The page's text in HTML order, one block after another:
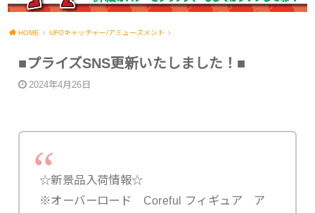
HOME UFOキャッチャー/アミューズメント
■プライズSNS更新いたしました！■
2024年4月26日
☆新景品入荷情報☆
※オーバーロード Coreful フィギュア ア